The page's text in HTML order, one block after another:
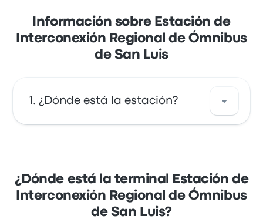
Información sobre Estación de
Interconexión Regional de Ómnibus
de San Luis
¿Dónde está la estación?
del Fundador, s/n 5700 San Luis. Revisa la
ubicación de esta parada de autobús en San
Luis en un mapa.
¿Dónde está la terminal Estación de
Interconexión Regional de Ómnibus
de San Luis?